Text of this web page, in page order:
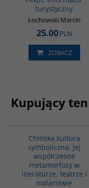
turystyczny
Łochowski Marcin
25.00PLN
ZOBACZ
Kupujący
Chińska kultura
symboliczna. Jej
współczesne
metamorfozy w
literaturze, teatrze i
malarstwie